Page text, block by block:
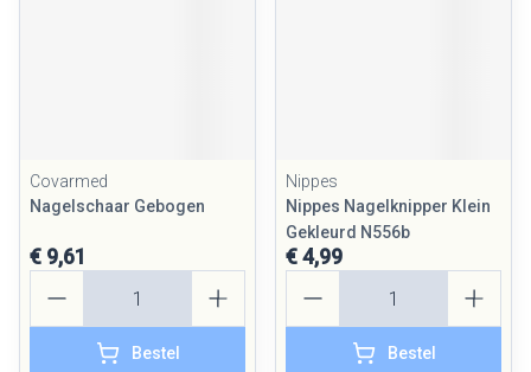
Covarmed
Nagelschaar Gebogen
€ 9,61
Bestel
Nippes
Nippes Nagelknipper Klein
Gekleurd N556b
€ 4,99
Bestel